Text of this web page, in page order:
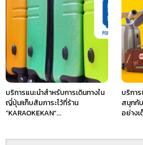
บริการแนะนำสำหรับการเดินทางใน
ญี่ปุ่น!เก็บสัมภาระไว้ที่ร้าน
”KARAOKEKAN”...
บริกา
สนุกกับ
อย่าง